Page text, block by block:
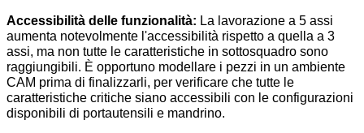
Accessibilità delle funzionalità: La lavorazione a 5 assi
aumenta notevolmente l'accessibilità rispetto a quella a 3
assi, ma non tutte le caratteristiche in sottosquadro sono
raggiungibili. È opportuno modellare i pezzi in un ambiente
CAM prima di finalizzarli, per verificare che tutte le
caratteristiche critiche siano accessibili con le configurazioni
disponibili di portautensili e mandrino.